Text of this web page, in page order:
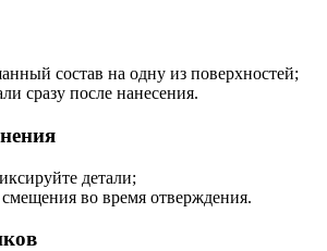
состав на одну из поверхностей;
сразу после нанесения.
детали;
во время отверждения.